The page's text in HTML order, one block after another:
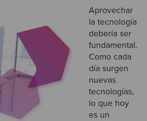
Aprovechar
la tecnología
debería ser
fundamental.
Como cada
día surgen
nuevas
tecnologías,
lo que hoy
es un